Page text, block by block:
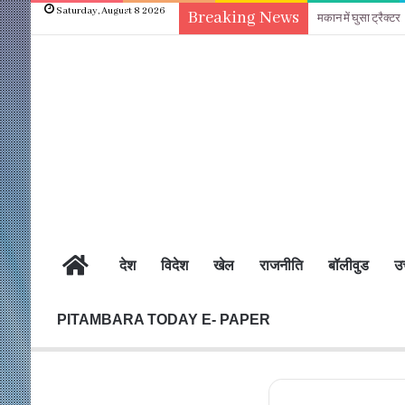
Saturday, August 8 2026 Breaking News मकान में घुसा ट्रैक्टर
होम देश विदेश खेल राजनीति बॉलीवुड
PITAMBARA TODAY E- PAPER